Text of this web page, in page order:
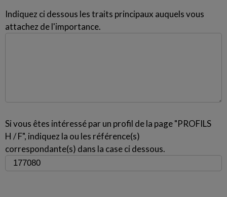
Indiquez ci dessous les traits principaux auquels vous
attachez de l'importance.
Si vous êtes intéressé par un profil de la page "PROFILS
H / F", indiquez la ou les référence(s)
correspondante(s) dans la case ci dessous.